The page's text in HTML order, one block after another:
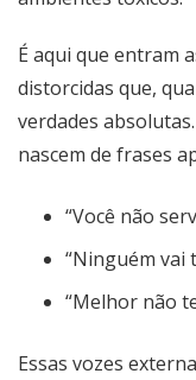
É aqui que entram
distorcidas que,
verdades
nascem de frases
“Você não
“Ninguém vai
“Melhor não
Essas vozes